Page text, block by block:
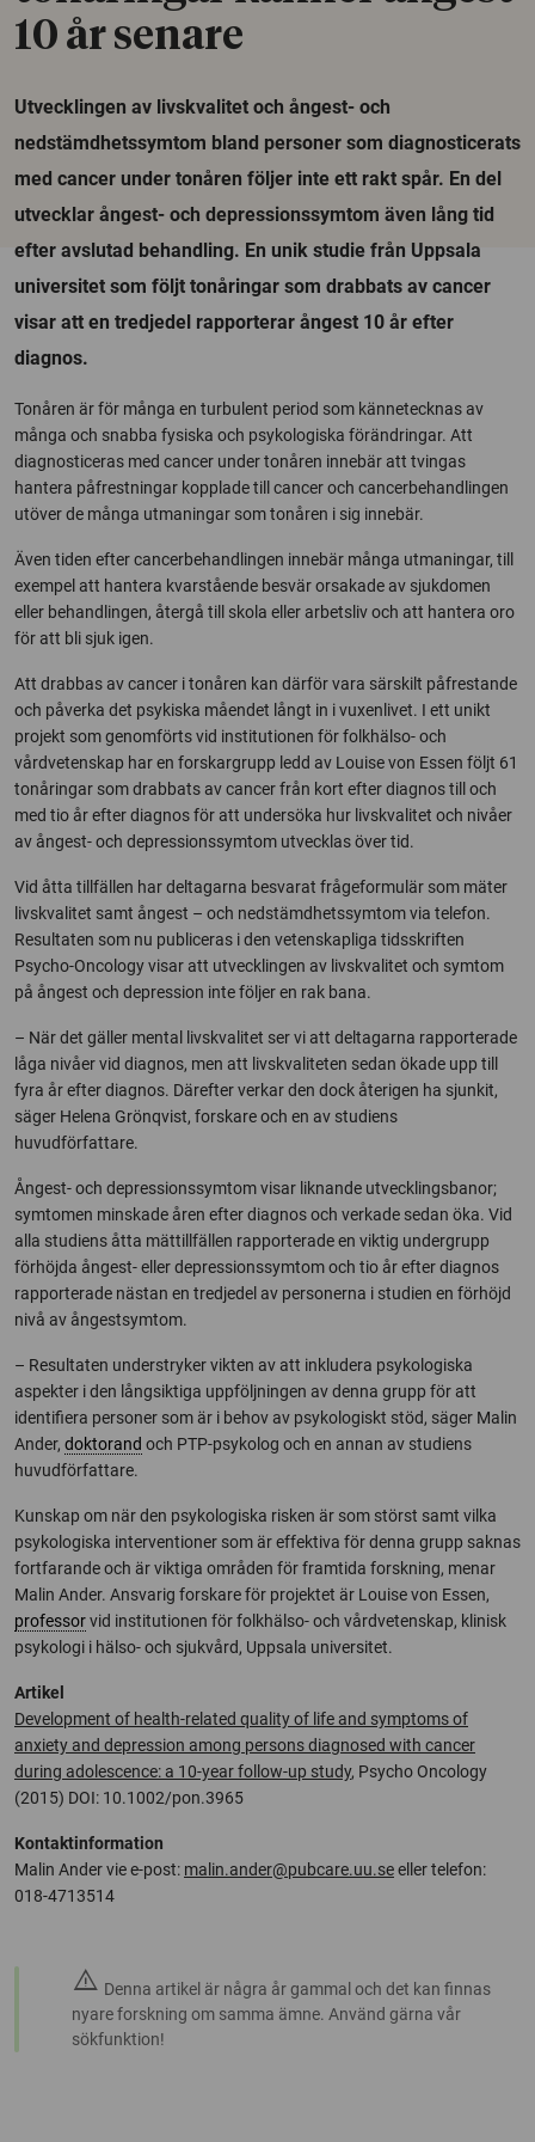
10 år senare
Utvecklingen av livskvalitet och ångest- och
nedstämdhetssymtom bland personer som diagnosticerats
med cancer under tonåren följer inte ett rakt spår. En del
utvecklar ångest- och depressionssymtom även lång tid
efter avslutad behandling. En unik studie från Uppsala
universitet som följt tonåringar som drabbats av cancer
visar att en tredjedel rapporterar ångest 10 år efter
diagnos.
Tonåren är för många en turbulent period som kännetecknas av
många och snabba fysiska och psykologiska förändringar. Att
diagnosticeras med cancer under tonåren innebär att tvingas
hantera påfrestningar kopplade till cancer och cancerbehandlingen
utöver de många utmaningar som tonåren i sig innebär.
Även tiden efter cancerbehandlingen innebär många utmaningar, till
exempel att hantera kvarstående besvär orsakade av sjukdomen
eller behandlingen, återgå till skola eller arbetsliv och att hantera oro
för att bli sjuk igen.
Att drabbas av cancer i tonåren kan därför vara särskilt påfrestande
och påverka det psykiska måendet långt in i vuxenlivet. I ett unikt
projekt som genomförts vid institutionen för folkhälso- och
vårdvetenskap har en forskargrupp ledd av Louise von Essen följt 61
tonåringar som drabbats av cancer från kort efter diagnos till och
med tio år efter diagnos för att undersöka hur livskvalitet och nivåer
av ångest- och depressionssymtom utvecklas över tid.
Vid åtta tillfällen har deltagarna besvarat frågeformulär som mäter
livskvalitet samt ångest – och nedstämdhetssymtom via telefon.
Resultaten som nu publiceras i den vetenskapliga tidsskriften
Psycho-Oncology visar att utvecklingen av livskvalitet och symtom
på ångest och depression inte följer en rak bana.
– När det gäller mental livskvalitet ser vi att deltagarna rapporterade
låga nivåer vid diagnos, men att livskvaliteten sedan ökade upp till
fyra år efter diagnos. Därefter verkar den dock återigen ha sjunkit,
säger Helena Grönqvist, forskare och en av studiens
huvudförfattare.
Ångest- och depressionssymtom visar liknande utvecklingsbanor;
symtomen minskade åren efter diagnos och verkade sedan öka. Vid
alla studiens åtta mättillfällen rapporterade en viktig undergrupp
förhöjda ångest- eller depressionssymtom och tio år efter diagnos
rapporterade nästan en tredjedel av personerna i studien en förhöjd
nivå av ångestsymtom.
– Resultaten understryker vikten av att inkludera psykologiska
aspekter i den långsiktiga uppföljningen av denna grupp för att
identifiera personer som är i behov av psykologiskt stöd, säger Malin
Ander, doktorand och PTP-psykolog och en annan av studiens
huvudförfattare.
Kunskap om när den psykologiska risken är som störst samt vilka
psykologiska interventioner som är effektiva för denna grupp saknas
fortfarande och är viktiga områden för framtida forskning, menar
Malin Ander. Ansvarig forskare för projektet är Louise von Essen,
professorvid institutionen för folkhälso- och vårdvetenskap, klinisk
psykologi i hälso- och sjukvård, Uppsala universitet.
Artikel
Development of health-related quality of life and symptoms of
anxiety and depression among persons diagnosed with cancer
during adolescence: a 10-year follow-up study, Psycho Oncology
(2015) DOI: 10.1002/pon.3965
Kontaktinformation
Malin Ander vie e-post: malin.ander@pubcare.uu.seeller telefon:
018-4713514
warning Denna artikel är några år gammal och det kan finnas
nyare forskning om samma ämne. Använd gärna vår
sökfunktion!